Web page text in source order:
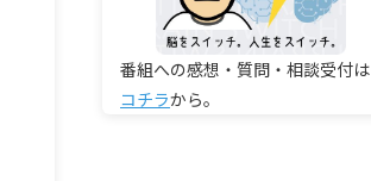
番組への感想・質問・相談受付は
コチラから。